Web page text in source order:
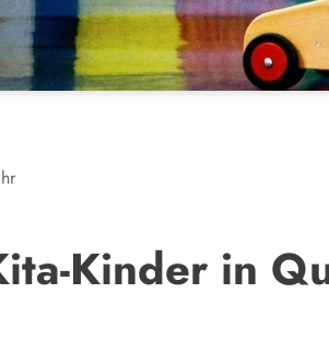
Kinder in